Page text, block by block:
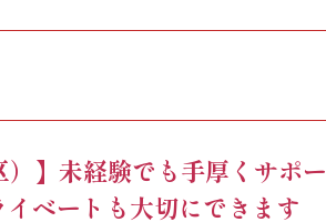
らず月24時間分を47,000円/月以上を支給します。
）】未経験でも手厚くサポー
ベートも大切にできます